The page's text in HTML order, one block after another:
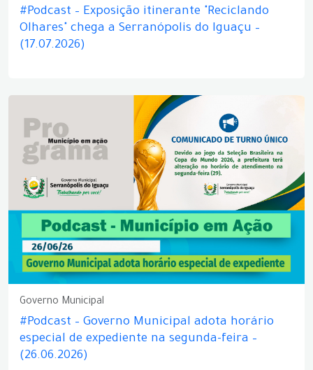
#Podcast – Exposição itinerante "Reciclando
Olhares" chega a Serranópolis do Iguaçu –
(17.07.2026)
Governo Municipal
#Podcast – Governo Municipal adota horário
especial de expediente na segunda-feira –
(26.06.2026)